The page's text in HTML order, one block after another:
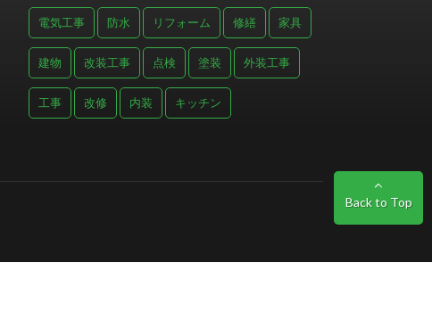
Back to Top
電気工事 防水 リフォーム 修繕 家具
建物 改装工事 点検 塗装 外装工事
工事 改修 内装 キッチン